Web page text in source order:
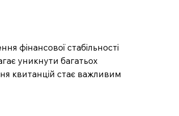
фінансової стабільності
уникнути багатьох
квитанцій стає важливим